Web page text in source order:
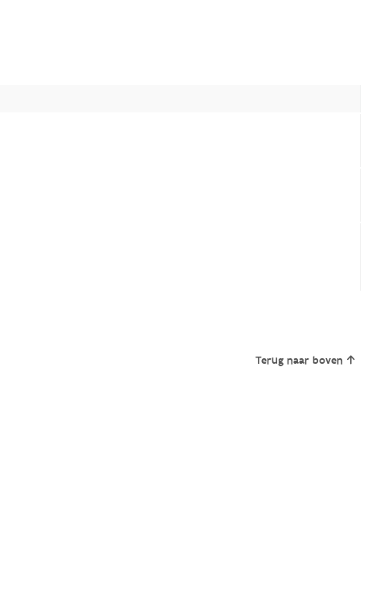
Terug naar boven